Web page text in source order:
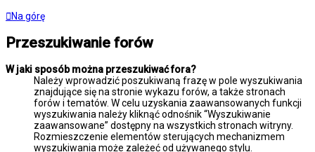
Na górę
Przeszukiwanie forów
W jaki sposób można przeszukiwać fora?
Należy wprowadzić poszukiwaną frazę w pole wyszukiwania
znajdujące się na stronie wykazu forów, a także stronach
forów i tematów. W celu uzyskania zaawansowanych funkcji
wyszukiwania należy kliknąć odnośnik “Wyszukiwanie
zaawansowane” dostępny na wszystkich stronach witryny.
Rozmieszczenie elementów sterujących mechanizmem
wyszukiwania może zależeć od używanego stylu.